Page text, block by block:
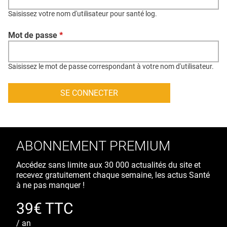
CONTACT
CRÉDITS
Saisissez votre nom d'utilisateur pour santé log.
Mot de passe *
Saisissez le mot de passe correspondant à votre nom d'utilisateur.
ABONNEMENT PREMIUM
Accédez sans limite aux 30 000 actualités du site et
recevez gratuitement chaque semaine, les actus Santé
à ne pas manquer !
39€ TTC
/ an